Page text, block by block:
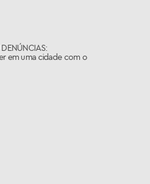
em uma cidade com o